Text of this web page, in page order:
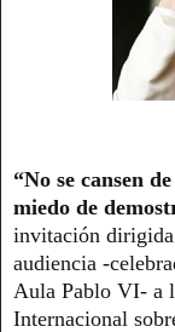
“No se cansen
miedo de
invitación dirigida
audiencia -
Aula Pablo VI- a
Internacional